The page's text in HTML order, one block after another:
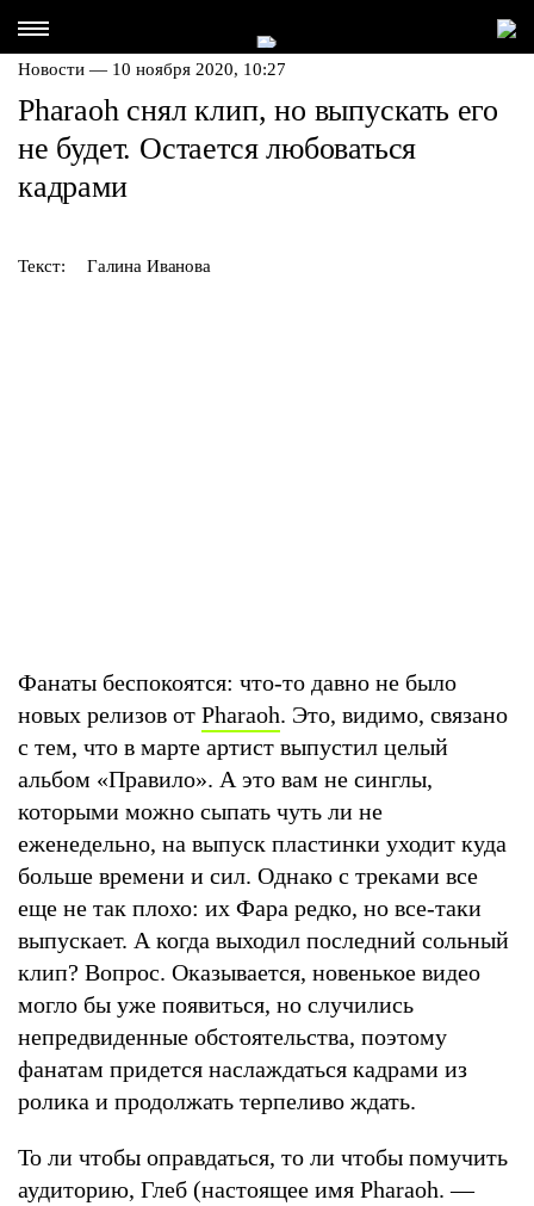
Новости — 10 ноября 2020, 10:27
Pharaoh снял клип, но выпускать его
не будет. Остается любоваться
кадрами
Текст: Галина Иванова
Фанаты беспокоятся: что-то давно не было
новых релизов от Pharaoh. Это, видимо, связано
с тем, что в марте артист выпустил целый
альбом «Правило». А это вам не синглы,
которыми можно сыпать чуть ли не
еженедельно, на выпуск пластинки уходит куда
больше времени и сил. Однако с треками все
еще не так плохо: их Фара редко, но все-таки
выпускает. А когда выходил последний сольный
клип? Вопрос. Оказывается, новенькое видео
могло бы уже появиться, но случились
непредвиденные обстоятельства, поэтому
фанатам придется наслаждаться кадрами из
ролика и продолжать терпеливо ждать.
То ли чтобы оправдаться, то ли чтобы помучить
аудиторию, Глеб (настоящее имя Pharaoh. —